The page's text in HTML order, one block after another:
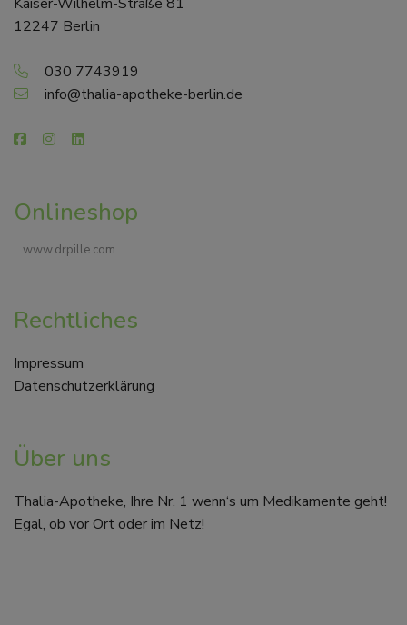
12247 Berlin
030 7743919
info@thalia-apotheke-berlin.de
Onlineshop
www.drpille.com
Rechtliches
Impressum
Datenschutzerklärung
Über uns
Thalia-Apotheke, Ihre Nr. 1 wenn‘s um Medikamente geht!
Egal, ob vor Ort oder im Netz!